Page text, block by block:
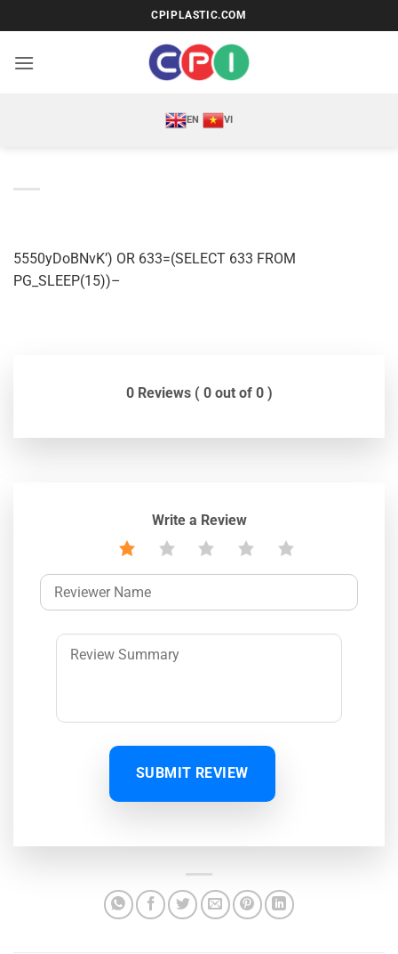
qua
nội
CPIPLASTIC.COM
EN VI
5550yDoBNvK’) OR 633=(SELECT 633 FROM
PG_SLEEP(15))–
0 Reviews ( 0 out of 0 )
Write a Review
SUBMIT REVIEW